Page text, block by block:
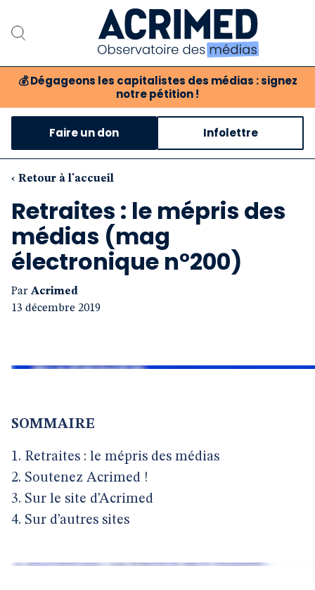
💰 Dégageons les capitalistes des médias : signez
notre pétition !
Notre association
Notre critique des médias
Notre revue
Boutique
Faire un don Infolettre
‹ Retour à l'accueil
Retraites : le mépris des
médias (mag
électronique n°200)
Par Acrimed
13 décembre 2019
SOMMAIRE
1. Retraites : le mépris des médias
2. Soutenez Acrimed !
3. Sur le site d’Acrimed
4. Sur d’autres sites